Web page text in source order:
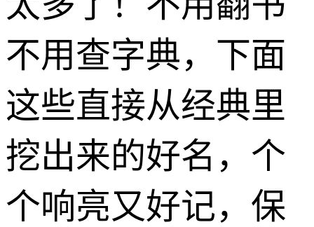
不用查字典，下面
这些直接从经典里
挖出来的好名，个
个响亮又好记，保